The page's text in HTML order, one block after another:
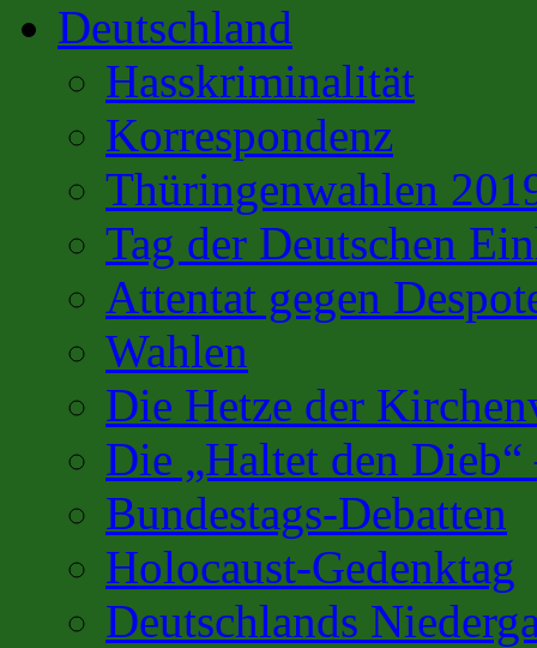
Deutschland
Hasskriminalität
Korrespondenz
Thüringenwahlen
Tag der Deutschen
Attentat gegen
Wahlen
Die Hetze der
Die „Haltet den
Bundestags-Debatten
Holocaust-Gedenktag
Deutschlands